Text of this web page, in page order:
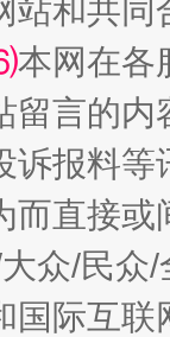
站和共
本网在各
留言的内
诉报料
而直接
众/民
国际互